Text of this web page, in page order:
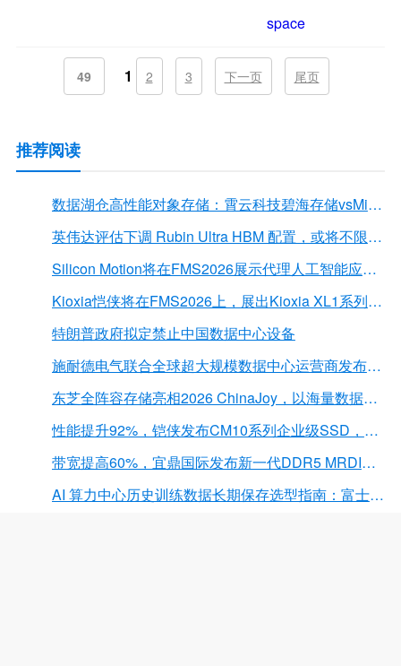
space
49 1 2 3 下一页 尾页
推荐阅读
数据湖仓高性能对象存储：霄云科技碧海存储vsMinIO
英伟达评估下调 Rubin Ultra HBM 配置，或将不限于12Hi HBM4E
Silicon Motion将在FMS2026展示代理人工智能应用的下一代存储解决方案
Kioxia恺侠将在FMS2026上，展出Kioxia XL1系列内存扩展模块
特朗普政府拟定禁止中国数据中心设备
施耐德电气联合全球超大规模数据中心运营商发布弧闪风险评估报告
东芝全阵容存储亮相2026 ChinaJoy，以海量数据底座赋能“与AI同游”新体验
性能提升92%，铠侠发布CM10系列企业级SSD，首载PCIe 6.0接口
带宽提高60%，宜鼎国际发布新一代DDR5 MRDIMM 内存
AI 算力中心历史训练数据长期保存选型指南：富士胶片 LTO 磁带解决方案深度解析